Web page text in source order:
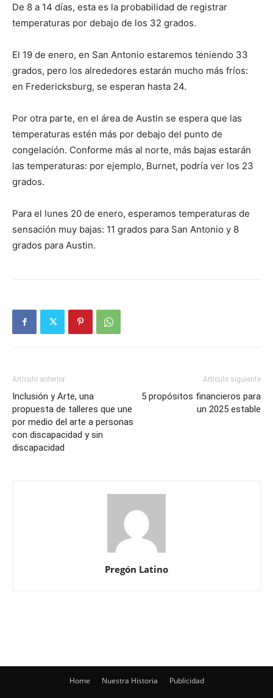
De 8 a 14 días, esta es la probabilidad de registrar
temperaturas por debajo de los 32 grados.
El 19 de enero, en San Antonio estaremos teniendo 33
grados, pero los alrededores estarán mucho más fríos:
en Fredericksburg, se esperan hasta 24.
Por otra parte, en el área de Austin se espera que las
temperaturas estén más por debajo del punto de
congelación. Conforme más al norte, más bajas estarán
las temperaturas: por ejemplo, Burnet, podría ver los 23
grados.
Para el lunes 20 de enero, esperamos temperaturas de
sensación muy bajas: 11 grados para San Antonio y 8
grados para Austin.
Artículo anterior
Inclusión y Arte, una
propuesta de talleres que une
por medio del arte a personas
con discapacidad y sin
discapacidad
Artículo siguiente
5 propósitos financieros para
un 2025 estable
Pregón Latino
Home Nuestra Historia Publicidad